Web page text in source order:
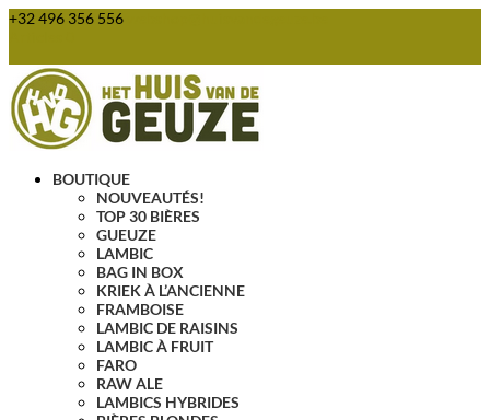
+32 496 356 556
BOUTIQUE
NOUVEAUTÉS!
TOP 30 BIÈRES
GUEUZE
LAMBIC
BAG IN BOX
KRIEK À L’ANCIENNE
FRAMBOISE
LAMBIC DE RAISINS
LAMBIC À FRUIT
FARO
RAW ALE
LAMBICS HYBRIDES